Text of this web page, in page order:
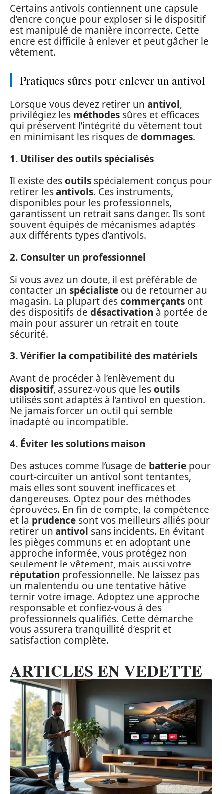
Certains antivols contiennent une capsule
d’encre conçue pour exploser si le dispositif
est manipulé de manière incorrecte. Cette
encre est difficile à enlever et peut gâcher le
vêtement.
Pratiques sûres pour enlever un antivol
Lorsque vous devez retirer un antivol,
privilégiez les méthodes sûres et efficaces
qui préservent l’intégrité du vêtement tout
en minimisant les risques de dommages.
1. Utiliser des outils spécialisés
Il existe desoutils spécialement conçus pour
retirer lesantivols. Ces instruments,
disponibles pour les professionnels,
garantissent un retrait sans danger. Ils sont
souvent équipés de mécanismes adaptés
aux différents types d’antivols.
2. Consulter un professionnel
Si vous avez un doute, il est préférable de
contacter un spécialiste ou de retourner au
magasin. La plupart descommerçants ont
des dispositifs de désactivation à portée de
main pour assurer un retrait en toute
sécurité.
3. Vérifier la compatibilité des matériels
Avant de procéder à l’enlèvement du
dispositif, assurez-vous que lesoutils
utilisés sont adaptés à l’antivol en question.
Ne jamais forcer un outil qui semble
inadapté ou incompatible.
4. Éviter les solutions maison
Des astuces comme l’usage de batterie pour
court-circuiter un antivol sont tentantes,
mais elles sont souvent inefficaces et
dangereuses. Optez pour des méthodes
éprouvées. En fin de compte, la compétence
et la prudence sont vos meilleurs alliés pour
retirer un antivol sans incidents. En évitant
les pièges communs et en adoptant une
approche informée, vous protégez non
seulement le vêtement, mais aussi votre
réputation professionnelle. Ne laissez pas
un malentendu ou une tentative hâtive
ternir votre image. Adoptez une approche
responsable et confiez-vous à des
professionnels qualifiés. Cette démarche
vous assurera tranquillité d’esprit et
satisfaction complète.
ARTICLES EN VEDETTE